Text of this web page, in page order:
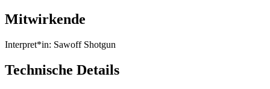
Mitwirkende
Interpret*in: Sawoff Shotgun
Technische Details